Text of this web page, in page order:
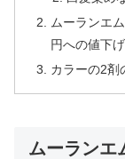
ムーランエ
円への値下
カラーの2剤
ムーランエ